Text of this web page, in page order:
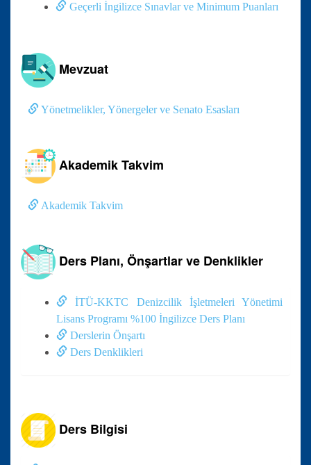
Geçerli İngilizce Sınavlar ve Minimum Puanları
Mevzuat
Yönetmelikler, Yönergeler ve Senato Esasları
Akademik Takvim
Akademik Takvim
Ders Planı, Önşartlar ve Denklikler
İTÜ-KKTC Denizcilik İşletmeleri Yönetimi
Lisans Programı %100 İngilizce Ders Planı
Derslerin Önşartı
Ders Denklikleri
Ders Bilgisi